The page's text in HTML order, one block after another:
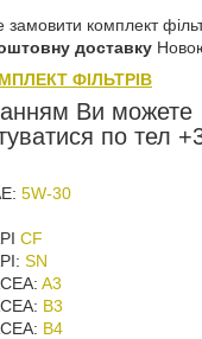
комплект
доставку
ФІЛЬТРІВ
Ви можете
по тел
5W-30
CF
SN
A3
B3
B4